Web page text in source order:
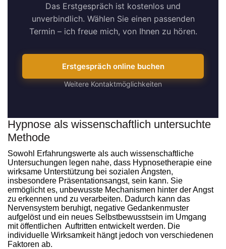
Das Erstgespräch ist kostenlos und
unverbindlich. Wählen Sie einen passenden
Termin – ich freue mich, von Ihnen zu hören.
Erstgespräch online buchen
Weitere Kontaktmöglichkeiten
Hypnose als wissenschaftlich untersuchte
Methode
Sowohl Erfahrungswerte als auch wissenschaftliche
Untersuchungen legen nahe, dass Hypnosetherapie eine
wirksame Unterstützung bei sozialen Ängsten,
insbesondere Präsentationsangst, sein kann. Sie
ermöglicht es, unbewusste Mechanismen hinter der Angst
zu erkennen und zu verarbeiten. Dadurch kann das
Nervensystem beruhigt, negative Gedankenmuster
aufgelöst und ein neues Selbstbewusstsein im Umgang
mit öffentlichen Auftritten entwickelt werden. Die
individuelle Wirksamkeit hängt jedoch von verschiedenen
Faktoren ab.